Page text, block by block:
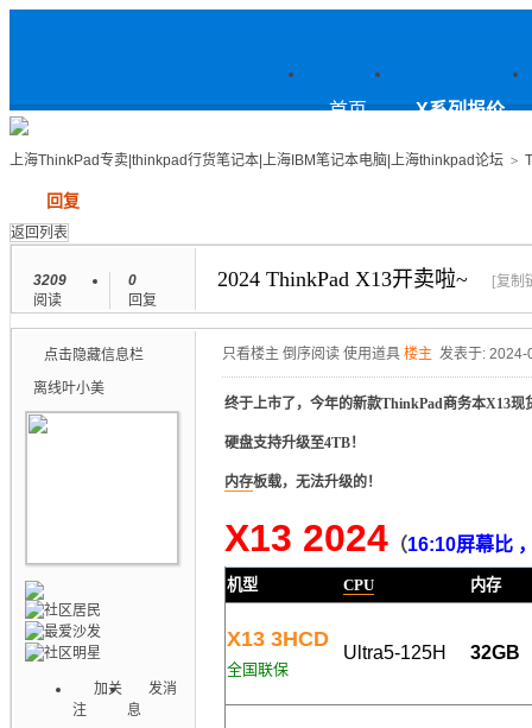
上
海ThinkPad专卖|thinkpad行货笔
记本|上海IBM笔记本电脑|上海
首页 X系列报价
上海ThinkPad专卖|thinkpad行货笔记本|上海IBM笔记本电脑|上海thinkpad论坛 >
回复
返回列表
3209
阅读
0
回复
2024 ThinkPad X13开卖啦~ [复制
点击隐藏信息栏
离线叶小美
加关
注
发消
息
只看楼主 倒序阅读 使用道具 楼主 发表于: 2024-
终于上市了，今年的新款ThinkPad商务本X13现
硬盘支持升级至4TB！
内存板载，无法升级的！
X13 2024 （16:10屏幕比
机型 CPU 内存
X13 3HCD
全国联保
Ultra5-125H 32GB